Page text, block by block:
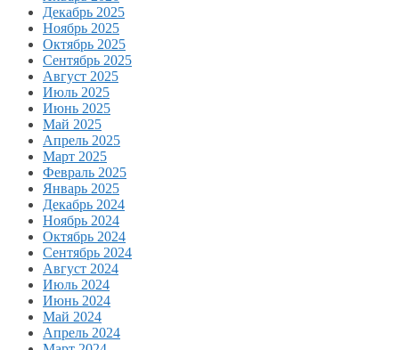
Декабрь 2025
Ноябрь 2025
Октябрь 2025
Сентябрь 2025
Август 2025
Июль 2025
Июнь 2025
Май 2025
Апрель 2025
Март 2025
Февраль 2025
Январь 2025
Декабрь 2024
Ноябрь 2024
Октябрь 2024
Сентябрь 2024
Август 2024
Июль 2024
Июнь 2024
Май 2024
Апрель 2024